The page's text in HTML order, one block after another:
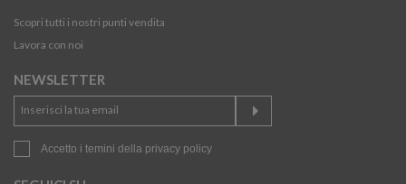
Scopri tutti i nostri punti vendita
Lavora con noi
NEWSLETTER
Accetto i temini della privacy policy